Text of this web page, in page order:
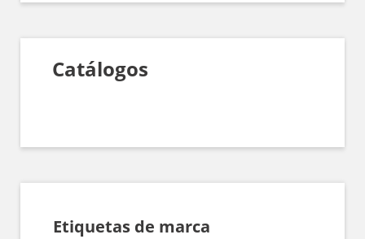
Catálogos
Etiquetas de marca